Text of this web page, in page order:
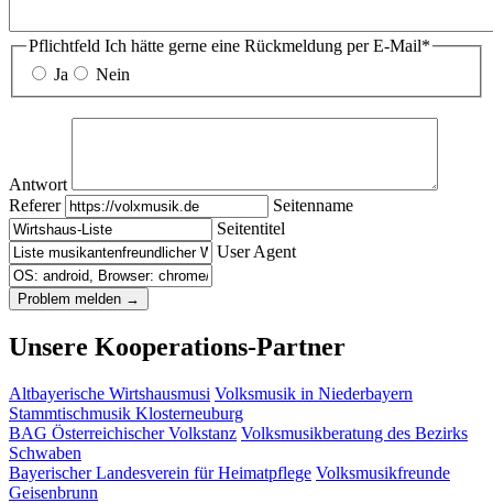
Pflichtfeld Ich hätte gerne eine Rückmeldung per E-Mail*
Ja
Nein
Antwort
Referer
Seitenname
Seitentitel
User Agent
Unsere Kooperations-Partner
Altbayerische Wirtshausmusi Volksmusik in Niederbayern
Stammtischmusik Klosterneuburg
BAG Österreichischer Volkstanz Volksmusikberatung des Bezirks
Schwaben
Bayerischer Landesverein für Heimatpflege Volksmusikfreunde
Geisenbrunn